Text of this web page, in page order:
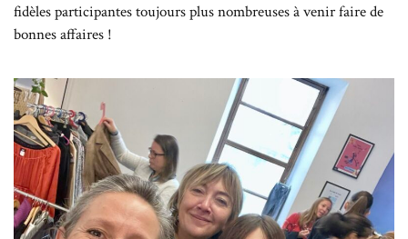
fidèles participantes toujours plus nombreuses à venir faire de
bonnes affaires !